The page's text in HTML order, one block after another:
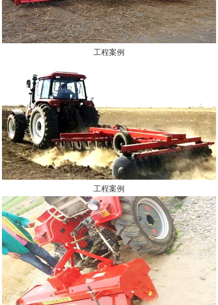
工程案例
工程案例